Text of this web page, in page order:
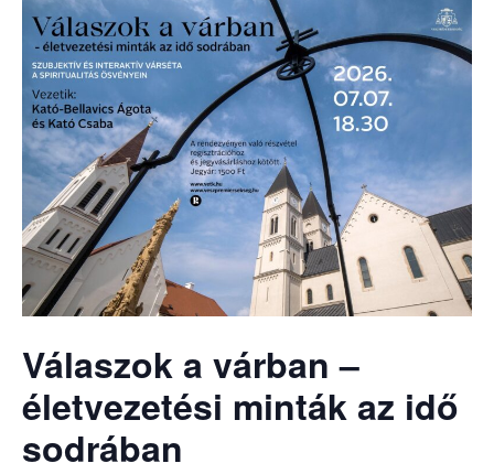
Válaszok a várban –
életvezetési minták az idő
sodrában